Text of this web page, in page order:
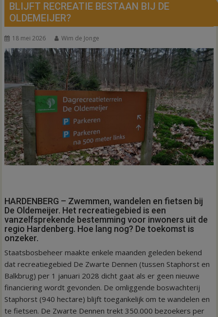
BLIJFT RECREATIE BESTAAN BIJ DE
OLDEMEIJER?
18 mei 2026 Wim de Jonge
HARDENBERG – Zwemmen, wandelen en fietsen bij
De Oldemeijer. Het recreatiegebied is een
vanzelfsprekende bestemming voor inwoners uit de
regio Hardenberg. Hoe lang nog? De toekomst is
onzeker.
Staatsbosbeheer maakte enkele maanden geleden bekend
dat recreatiegebied De Zwarte Dennen (tussen Staphorst en
Balkbrug) per 1 januari 2028 dicht gaat als er geen nieuwe
financiering wordt gevonden. De omliggende boswachterij
Staphorst (940 hectare) blijft toegankelijk om te wandelen en
te fietsen. De Zwarte Dennen trekt 350.000 bezoekers per